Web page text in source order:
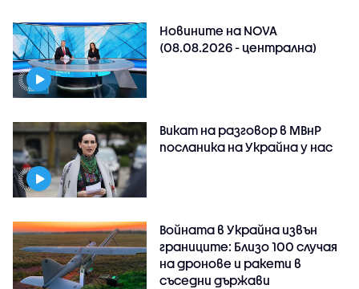
Новините на NOVA
(08.08.2026 - централна)
Викат на разговор в МВнР
посланика на Украйна у нас
Войната в Украйна извън
границите: Близо 100 случая
на дронове и ракети в
съседни държави